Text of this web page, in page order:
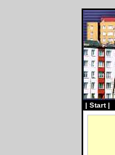
| Start|